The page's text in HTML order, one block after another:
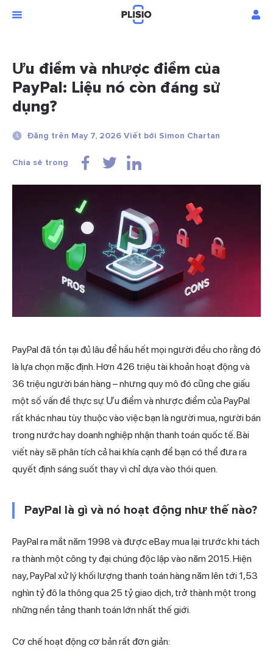
Ưu điểm và nhược điểm của
PayPal: Liệu nó còn đáng sử
dụng?
Đăng trên May 7, 2026 Viết bởi Simon Chartan
Chia sẻ trong
PayPal đã tồn tại đủ lâu để hầu hết mọi người đều cho rằng đó
là lựa chọn mặc định. Hơn 426 triệu tài khoản hoạt động và
36 triệu người bán hàng – nhưng quy mô đó cũng che giấu
một số vấn đề thực sự. Ưu điểm và nhược điểm của PayPal
rất khác nhau tùy thuộc vào việc bạn là người mua, người bán
trong nước hay doanh nghiệp nhận thanh toán quốc tế. Bài
viết này sẽ phân tích cả hai khía cạnh để bạn có thể đưa ra
quyết định sáng suốt thay vì chỉ dựa vào thói quen.
PayPal là gì và nó hoạt động như thế nào?
PayPal ra mắt năm 1998 và được eBay mua lại trước khi tách
ra thành một công ty đại chúng độc lập vào năm 2015. Hiện
nay, PayPal xử lý khối lượng thanh toán hàng năm lên tới 1,53
nghìn tỷ đô la thông qua 25 tỷ giao dịch, trở thành một trong
những nền tảng thanh toán lớn nhất thế giới.
Cơ chế hoạt động cơ bản rất đơn giản: